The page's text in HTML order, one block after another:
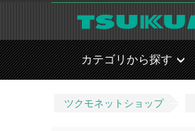
カテゴリから探す
ツクモネットショップ